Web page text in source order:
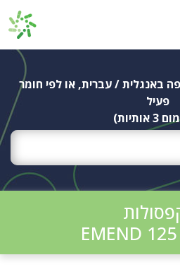
באנגלית / עברית, או לפי חומר
פעיל
אותיות)
EMEND